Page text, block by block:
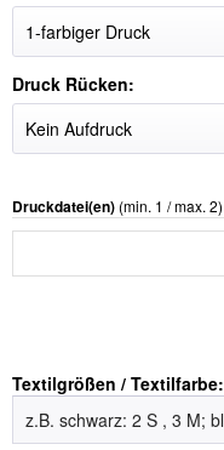
Druck Rücken:
Druckdatei(en) (min. 1 / max. 2)
Textilgrößen / Textilfarbe: